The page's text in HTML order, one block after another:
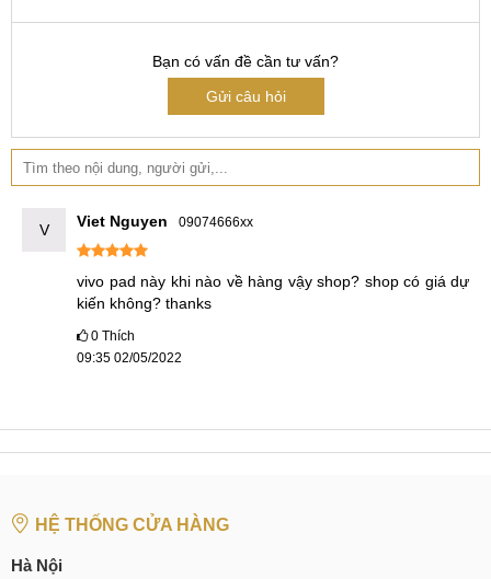
Bạn có vấn đề cần tư vấn?
Gửi câu hỏi
V Viet Nguyen 09074666xx
vivo pad này khi nào về hàng vậy shop? shop có giá dự
kiến không? thanks
0 Thích
09:35 02/05/2022
HỆ THỐNG CỬA HÀNG
Hà Nội